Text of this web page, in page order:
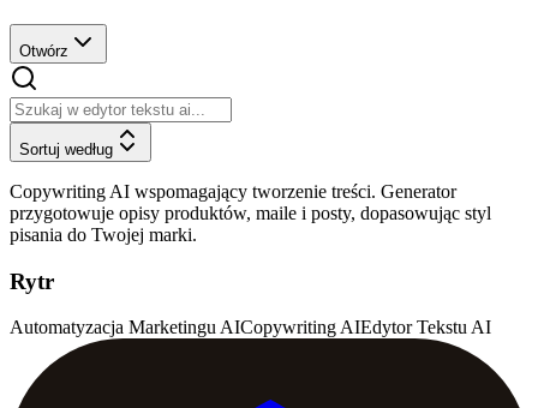
Otwórz
Sortuj według
Copywriting AI wspomagający tworzenie treści. Generator
przygotowuje opisy produktów, maile i posty, dopasowując styl
pisania do Twojej marki.
Rytr
Automatyzacja Marketingu AICopywriting AIEdytor Tekstu AI